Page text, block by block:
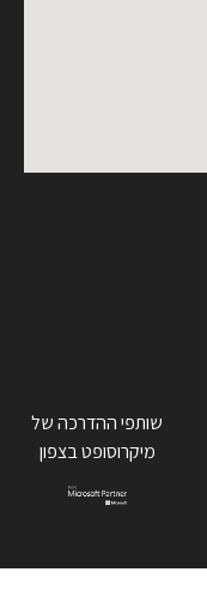
שותפי ההדרכה של
מיקרוסופט בצפון